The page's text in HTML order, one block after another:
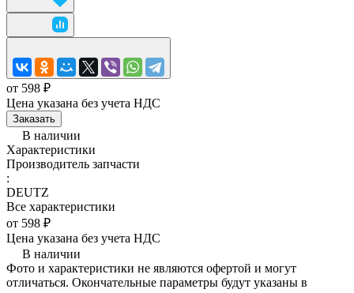
от 598 ₽
Цена указана без учета НДС
Заказать
В наличии
Характеристики
Производитель запчасти
:
DEUTZ
Все характеристики
от 598 ₽
Цена указана без учета НДС
В наличии
Фото и характеристики не являются офертой и могут
отличаться. Окончательные параметры будут указаны в